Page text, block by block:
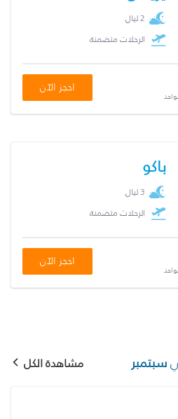
2 ليال
الرحلات متضمنة
احجز الآن
باكو
3 ليال
الرحلات متضمنة
احجز الآن
سبتمبر مشاهدة الكل